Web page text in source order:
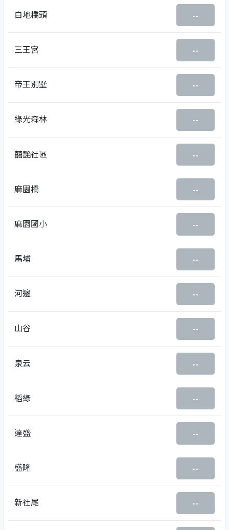
白地橋頭 --
三王宮 --
帝王別墅 --
綠光森林 --
囍艷社區 --
麻園橋 --
麻園國小 --
馬埔 --
河邊 --
山谷 --
泉云 --
稻綠 --
達盛 --
盛隆 --
新社尾 --